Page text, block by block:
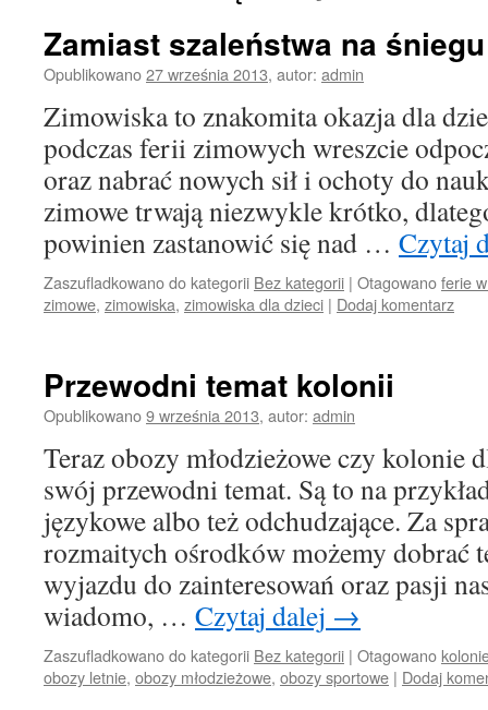
Zamiast szaleństwa na śniegu
Opublikowano27 września 2013, autor: admin
Zimowiska to znakomita okazja dla
podczas ferii zimowych wreszcie
oraz nabrać nowych sił i ochoty do
zimowe trwają niezwykle krótko,
powinien zastanowić się nad … Czytaj
Zaszufladkowano do kategorii Bez kategorii | Otagowanoferie
zimowe, zimowiska, zimowiska dla dzieci | Dodaj komentarz
Przewodni temat kolonii
Opublikowano9 września 2013, autor: admin
Teraz obozy młodzieżowe czy kolonie
swój przewodni temat. Są to na
językowe albo też odchudzające. Za
rozmaitych ośrodków możemy dobrać
wyjazdu do zainteresowań oraz pasji
wiadomo, … Czytaj dalej →
Zaszufladkowano do kategorii Bez kategorii | Otagowano
obozy letnie, obozy młodzieżowe, obozy sportowe | Dodaj